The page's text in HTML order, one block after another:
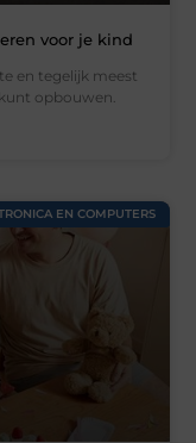
voor je kind
en tegelijk meest
opbouwen.
EN COMPUTERS